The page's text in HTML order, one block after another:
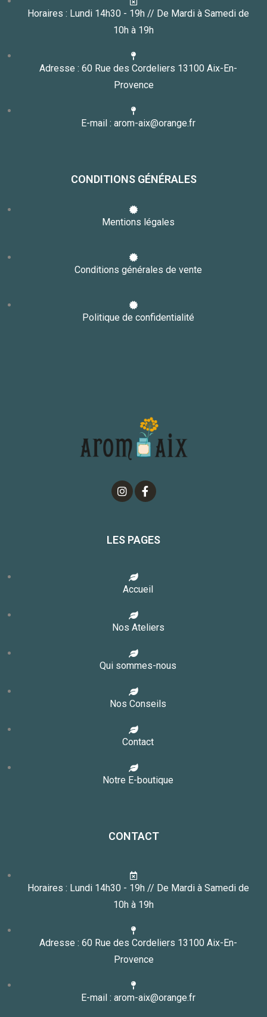
Horaires : Lundi 14h30 - 19h // De Mardi à Samedi de
10h à 19h
Adresse : 60 Rue des Cordeliers 13100 Aix-En-
Provence
E-mail : arom-aix@orange.fr
CONDITIONS GÉNÉRALES
Mentions légales
Conditions générales de vente
Politique de confidentialité
LES PAGES
Accueil
Nos Ateliers
Qui sommes-nous
Nos Conseils
Contact
Notre E-boutique
CONTACT
Horaires : Lundi 14h30 - 19h // De Mardi à Samedi de
10h à 19h
Adresse : 60 Rue des Cordeliers 13100 Aix-En-
Provence
E-mail : arom-aix@orange.fr